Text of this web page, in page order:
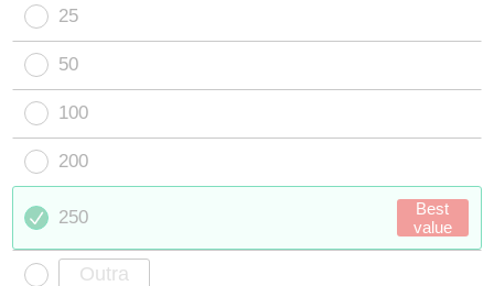
25
50
100
200
250
Best
value